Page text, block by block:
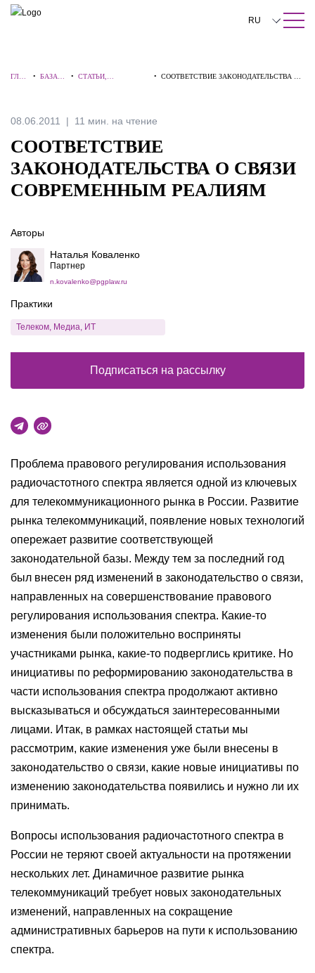
ПОИСК ПО САЙТУ Закрыть
RU
中文
Italiano
Español
ГЛАВ
•БАЗА
• СТАТЬИ,
• СООТВЕТСТВИЕ ЗАКОНОДАТЕЛЬСТВА О
08.06.2011 11 мин. на чтение
СООТВЕТСТВИЕ
ЗАКОНОДАТЕЛЬСТВА О СВЯЗИ
СОВРЕМЕННЫМ РЕАЛИЯМ
Проблема правового регулирования использования
радиочастотного спектра является одной из ключевых
для телекоммуникационного рынка в России. Развитие
рынка телекоммуникаций, появление новых технологий
опережает развитие соответствующей
законодательной базы. Между тем за последний год
был внесен ряд изменений в законодательство о связи,
направленных на совершенствование правового
регулирования использования спектра. Какие-то
изменения были положительно восприняты
участниками рынка, какие-то подверглись критике. Но
инициативы по реформированию законодательства в
части использования спектра продолжают активно
высказываться и обсуждаться заинтересованными
лицами. Итак, в рамках настоящей статьи мы
рассмотрим, какие изменения уже были внесены в
законодательство о связи, какие новые инициативы по
изменению законодательства появились и нужно ли их
принимать.
Вопросы использования радиочастотного спектра в
России не теряют своей актуальности на протяжении
нескольких лет. Динамичное развитие рынка
телекоммуникаций требует новых законодательных
изменений, направленных на сокращение
административных барьеров на пути к использованию
спектра.
Авторы
Наталья Коваленко
Партнер
n.kovalenko@pgplaw.ru
Практики
Телеком, Медиа, ИТ
Подписаться на рассылку